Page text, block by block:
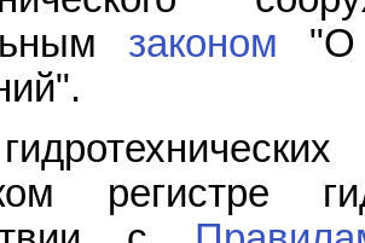
законом "О
регистре